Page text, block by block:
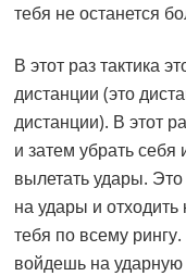
тебя не останется
В этот раз тактика
дистанции (это
дистанции). В этот
и затем убрать себя
вылетать удары.
на удары и
тебя по всему
войдешь на